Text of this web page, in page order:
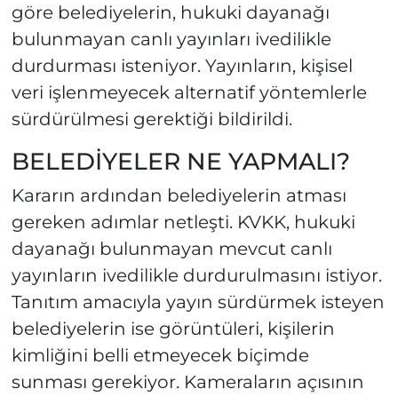
göre belediyelerin, hukuki dayanağı
bulunmayan canlı yayınları ivedilikle
durdurması isteniyor. Yayınların, kişisel
veri işlenmeyecek alternatif yöntemlerle
sürdürülmesi gerektiği bildirildi.
BELEDİYELER NE YAPMALI?
Kararın ardından belediyelerin atması
gereken adımlar netleşti. KVKK, hukuki
dayanağı bulunmayan mevcut canlı
yayınların ivedilikle durdurulmasını istiyor.
Tanıtım amacıyla yayın sürdürmek isteyen
belediyelerin ise görüntüleri, kişilerin
kimliğini belli etmeyecek biçimde
sunması gerekiyor. Kameraların açısının